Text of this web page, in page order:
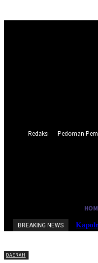
Redaksi
Pedoman
BREAKING NEWS
DAERAH